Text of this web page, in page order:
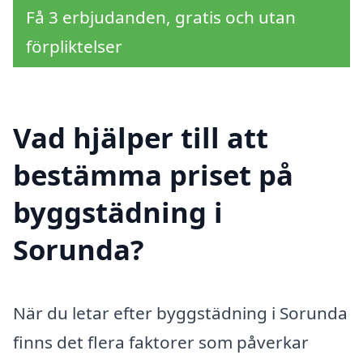
Få 3 erbjudanden, gratis och utan
förpliktelser
Vad hjälper till att
bestämma priset på
byggstädning i
Sorunda?
När du letar efter byggstädning i Sorunda
finns det flera faktorer som påverkar